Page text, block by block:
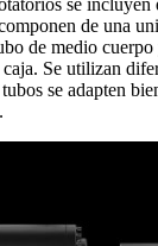
se incluyen
de una
de medio
Se utilizan
se adapten